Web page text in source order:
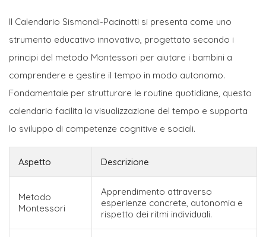
Il Calendario Sismondi-Pacinotti si presenta come uno
strumento educativo innovativo, progettato secondo i
principi del metodo Montessori per aiutare i bambini a
comprendere e gestire il tempo in modo autonomo.
Fondamentale per strutturare le routine quotidiane, questo
calendario facilita la visualizzazione del tempo e supporta
lo sviluppo di competenze cognitive e sociali.
Aspetto Descrizione
Metodo
Montessori
Apprendimento attraverso
esperienze concrete, autonomia e
rispetto dei ritmi individuali.